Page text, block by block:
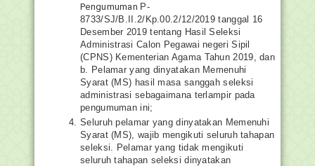
Pengumuman P-
8733/SJ/B.II.2/Kp.00.2/12/2019 tanggal 16
Desember 2019 tentang Hasil Seleksi
Administrasi Calon Pegawai negeri Sipil
(CPNS) Kementerian Agama Tahun 2019, dan
b. Pelamar yang dinyatakan Memenuhi
Syarat (MS) hasil masa sanggah seleksi
administrasi sebagaimana terlampir pada
pengumuman ini;
Seluruh pelamar yang dinyatakan Memenuhi
Syarat (MS), wajib mengikuti seluruh tahapan
seleksi. Pelamar yang tidak mengikuti
seluruh tahapan seleksi dinyatakan